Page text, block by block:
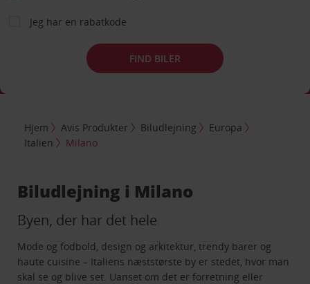
Jeg har en rabatkode
FIND BILER
Hjem Avis Produkter Biludlejning
Europa
Italien
Milano
Biludlejning i Milano
Byen, der har det hele
Mode og fodbold, design og arkitektur, trendy barer og
haute cuisine – Italiens næststørste by er stedet, hvor man
skal se og blive set. Uanset om det er forretning eller